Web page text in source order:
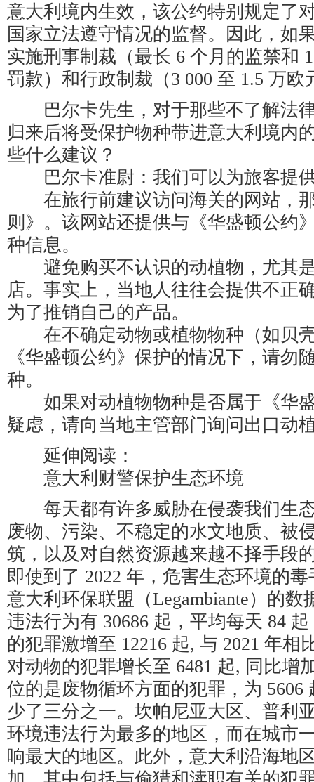
意大利境内生效，该公约特别规定了
国家立法遵守情况的监督。因此，如
实施刑事制裁（最长 6 个月的监禁和
罚款）和行政制裁（3 000 至 1.5 万欧
巴尔卡先生，对于那些不了解法
归来后将受保护物种带进意大利境内
些什么建议？
巴尔卡准尉：我们可以为旅客提
在旅行前建议访问海关的网站，
则》。该网站还提供与《华盛顿公约
种信息。
避免购买不认识的动植物，尤其
店。事实上，当地人往往会提供不正
为了推销自己的产品。
在不确定动物或植物物种（如贝
《华盛顿公约》保护的情况下，请勿
种。
如果对动植物物种是否属于《华
疑虑，请向当地主管部门询问出口动
延伸阅读：
意大利财警保护生态环境
每天都有许多威胁在侵袭我们生
废物、污染、不稳定的水文地质、被
筑，以及对自然资源越来越不择手段
即使到了 2022 年，危害生态环境的
意大利环保联盟（Legambiante）的
违法行为有 30686 起，平均每天 84
的犯罪激增至 12216 起, 与 2021 年相
对动物的犯罪增长至 6481 起, 同比增
位的是废物循环方面的犯罪，为 5606
少了三分之一。坎帕尼亚大区、普利
环境违法行为最多的地区，而在城市
响最大的地区。此外，意大利沿海地